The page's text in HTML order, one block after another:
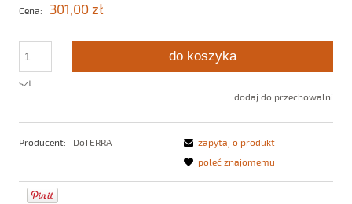
Cena: 301,00 zł
szt.
do koszyka
dodaj do przechowalni
Producent: DoTERRA
zapytaj o produkt
poleć znajomemu